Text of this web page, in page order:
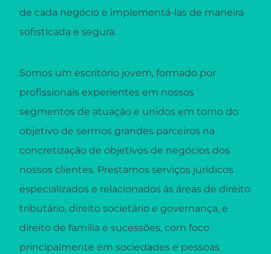
de cada negócio e implementá-las de maneira
sofisticada e segura.
Somos um escritório jovem, formado por
profissionais experientes em nossos
segmentos de atuação e unidos em torno do
objetivo de sermos grandes parceiros na
concretização de objetivos de negócios dos
nossos clientes. Prestamos serviços jurídicos
especializados e relacionados às áreas de direito
tributário, direito societário e governança, e
direito de família e sucessões, com foco
principalmente em sociedades e pessoas